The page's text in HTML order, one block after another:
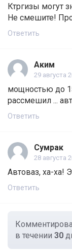
Ктргизы могут
Не смешите!
Ответить
Аким
29 августа
мощностью до
рассмешил ...
Ответить
Сумрак
28 августа
Автоваз, ха-ха!
Ответить
в течении 30